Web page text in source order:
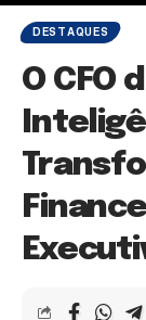
DESTAQUES
O CFO